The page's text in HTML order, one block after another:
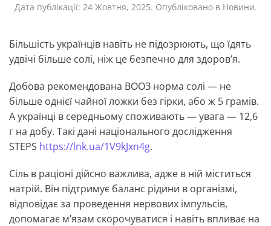
Дата публікації: 24 Жовтня, 2025. Опубліковано в Новини.
Більшість українців навіть не підозрюють, що їдять
удвічі більше солі, ніж це безпечно для здоров’я.
Добова рекомендована ВООЗ норма солі — не
більше однієї чайної ложки без гірки, або ж 5 грамів.
А українці в середньому споживають — увага — 12,6
г на добу. Такі дані національного дослідження
STEPS https://lnk.ua/1V9kJxn4g.
Сіль в раціоні дійсно важлива, адже в ній міститься
натрій. Він підтримує баланс рідини в організмі,
відповідає за проведення нервових імпульсів,
допомагає м’язам скорочуватися і навіть впливає на